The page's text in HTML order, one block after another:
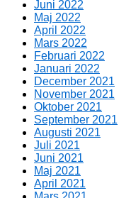
Juni 2022
Maj 2022
April 2022
Mars 2022
Februari 2022
Januari 2022
December 2021
November 2021
Oktober 2021
September 2021
Augusti 2021
Juli 2021
Juni 2021
Maj 2021
April 2021